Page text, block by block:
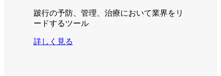
跛行の予防、管理、治療において業界をリ
ードするツール
詳しく見る